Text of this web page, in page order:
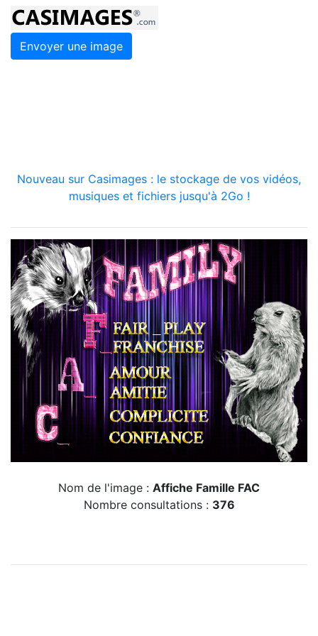
Envoyer une image
Nouveau sur Casimages : le stockage de vos vidéos,
musiques et fichiers jusqu'à 2Go !
Nom de l'image : Affiche Famille FAC
Nombre consultations : 376